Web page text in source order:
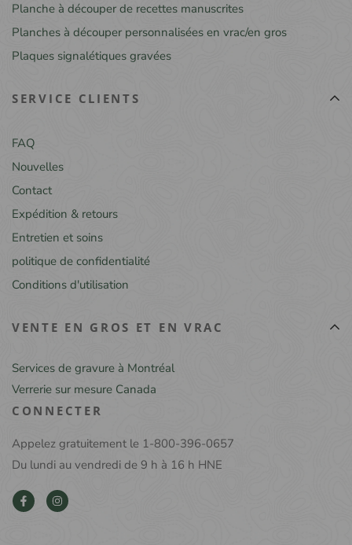
Planche à découper de recettes manuscrites
Planches à découper personnalisées en vrac/en gros
Plaques signalétiques gravées
SERVICE CLIENTS
FAQ
Nouvelles
Contact
Expédition & retours
Entretien et soins
politique de confidentialité
Conditions d'utilisation
VENTE EN GROS ET EN VRAC
Services de gravure à Montréal
Verrerie sur mesure Canada
CONNECTER
Appelez gratuitement le 1-800-396-0657
Du lundi au vendredi de 9 h à 16 h HNE